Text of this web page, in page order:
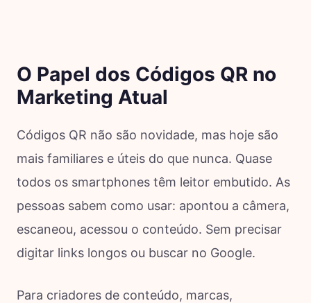
O Papel dos Códigos QR no
Marketing Atual
Códigos QR não são novidade, mas hoje são
mais familiares e úteis do que nunca. Quase
todos os smartphones têm leitor embutido. As
pessoas sabem como usar: apontou a câmera,
escaneou, acessou o conteúdo. Sem precisar
digitar links longos ou buscar no Google.
Para criadores de conteúdo, marcas,